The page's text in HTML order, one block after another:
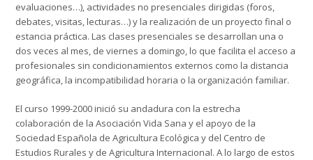
evaluaciones…), actividades no presenciales dirigidas (foros,
debates, visitas, lecturas…) y la realización de un proyecto final o
estancia práctica. Las clases presenciales se desarrollan una o
dos veces al mes, de viernes a domingo, lo que facilita el acceso a
profesionales sin condicionamientos externos como la distancia
geográfica, la incompatibilidad horaria o la organización familiar.
El curso 1999-2000 inició su andadura con la estrecha
colaboración de la Asociación Vida Sana y el apoyo de la
Sociedad Española de Agricultura Ecológica y del Centro de
Estudios Rurales y de Agricultura Internacional. A lo largo de estos